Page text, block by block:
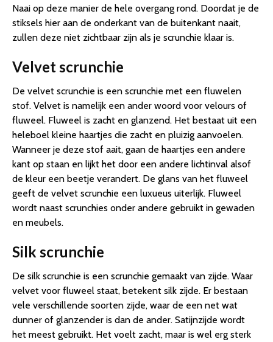
Naai op deze manier de hele overgang rond. Doordat je de
stiksels hier aan de onderkant van de buitenkant naait,
zullen deze niet zichtbaar zijn als je scrunchie klaar is.
Velvet scrunchie
De velvet scrunchie is een scrunchie met een fluwelen
stof. Velvet is namelijk een ander woord voor velours of
fluweel. Fluweel is zacht en glanzend. Het bestaat uit een
heleboel kleine haartjes die zacht en pluizig aanvoelen.
Wanneer je deze stof aait, gaan de haartjes een andere
kant op staan en lijkt het door een andere lichtinval alsof
de kleur een beetje verandert. De glans van het fluweel
geeft de velvet scrunchie een luxueus uiterlijk. Fluweel
wordt naast scrunchies onder andere gebruikt in gewaden
en meubels.
Silk scrunchie
De silk scrunchie is een scrunchie gemaakt van zijde. Waar
velvet voor fluweel staat, betekent silk zijde. Er bestaan
vele verschillende soorten zijde, waar de een net wat
dunner of glanzender is dan de ander. Satijnzijde wordt
het meest gebruikt. Het voelt zacht, maar is wel erg sterk